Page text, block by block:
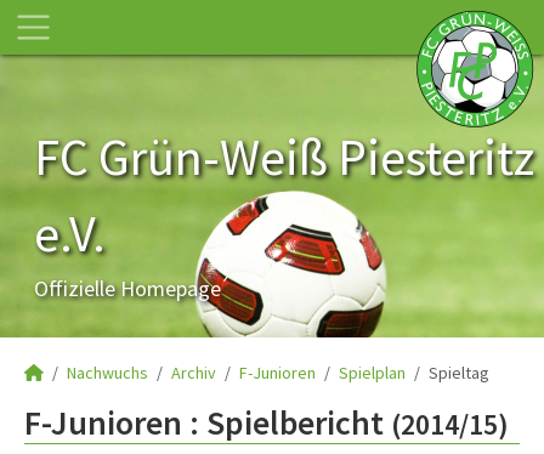
FC Grün-Weiß Piesteritz
e.V.
Offizielle Homepage
Nachwuchs Archiv F-Junioren Spielplan Spieltag
F-Junioren : Spielbericht (2014/15)